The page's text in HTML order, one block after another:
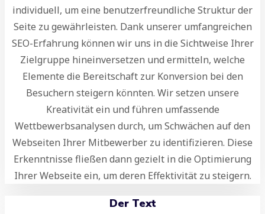
individuell, um eine benutzerfreundliche Struktur der
Seite zu gewährleisten. Dank unserer umfangreichen
SEO-Erfahrung können wir uns in die Sichtweise Ihrer
Zielgruppe hineinversetzen und ermitteln, welche
Elemente die Bereitschaft zur Konversion bei den
Besuchern steigern könnten. Wir setzen unsere
Kreativität ein und führen umfassende
Wettbewerbsanalysen durch, um Schwächen auf den
Webseiten Ihrer Mitbewerber zu identifizieren. Diese
Erkenntnisse fließen dann gezielt in die Optimierung
Ihrer Webseite ein, um deren Effektivität zu steigern.
Der Text